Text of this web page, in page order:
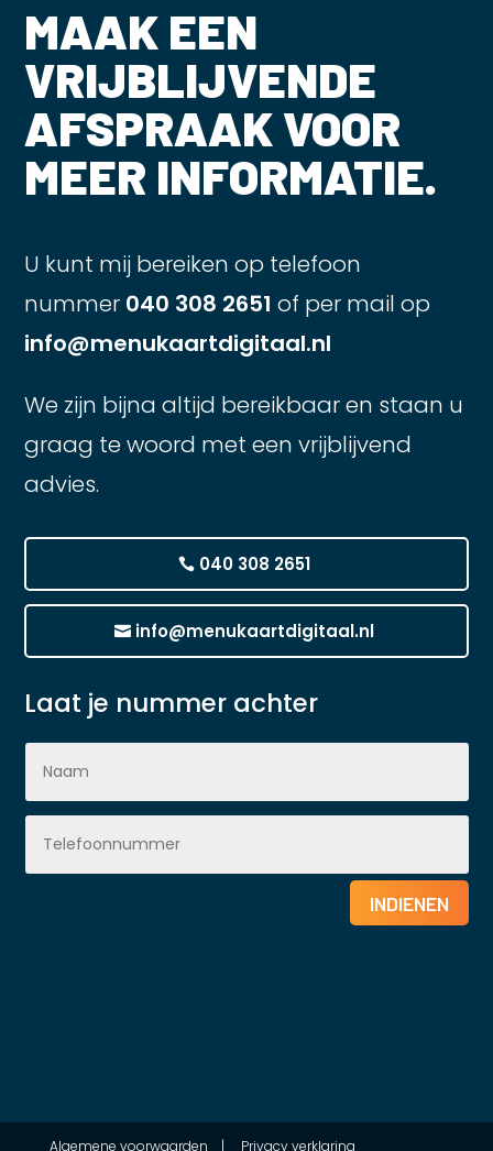
MAAK EEN
VRIJBLIJVENDE
AFSPRAAK VOOR
MEER INFORMATIE.
U kunt mij bereiken op telefoon
nummer 040 308 2651 of per mail op
info@menukaartdigitaal.nl
We zijn bijna altijd bereikbaar en staan u
graag te woord met een vrijblijvend
advies.
040 308 2651
info@menukaartdigitaal.nl
Laat je nummer achter
INDIENEN
Algemene voorwaarden | Privacy verklaring